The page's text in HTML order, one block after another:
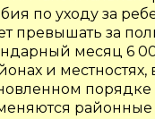
по уходу за
превышать за
месяц 6
и местностях,
порядке
районные